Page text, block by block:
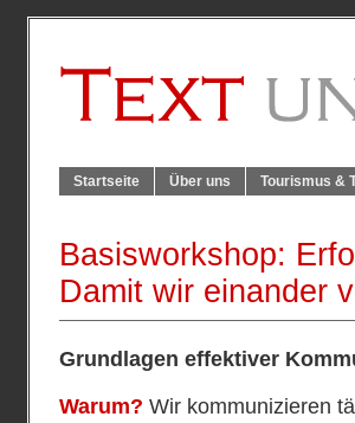
Startseite Über uns Tourismus &
Basisworkshop:
Damit wir einander
Grundlagen effektiver
Warum? Wir kommunizieren